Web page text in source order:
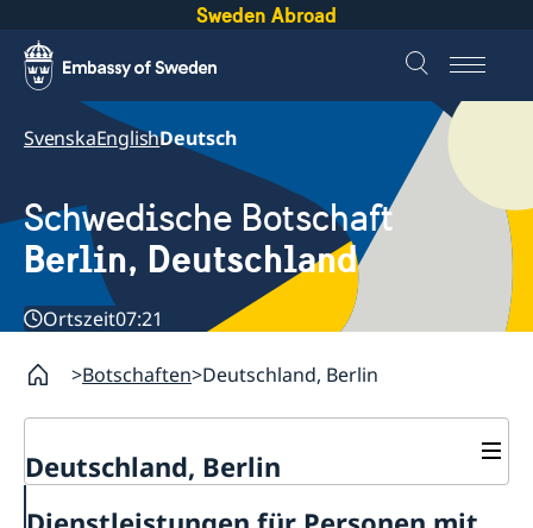
Sweden Abroad
SvenskaEnglishDeutsch
Schwedische Botschaft
Berlin, Deutschland
Ortszeit07:21
Botschaften Deutschland, Berlin
Deutschland, Berlin